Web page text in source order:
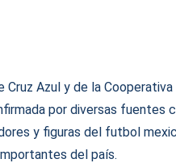
Cruz Azul y de la
por diversas fuentes
y figuras del futbol
del país.